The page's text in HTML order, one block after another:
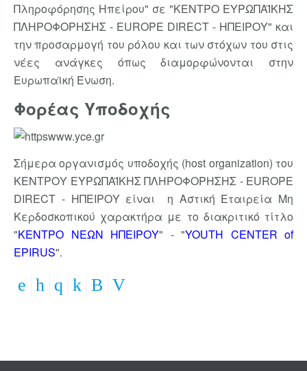
Πληροφόρησης Ηπείρου" σε "ΚΕΝΤΡΟ ΕΥΡΩΠΑΪΚΗΣ
ΠΛΗΡΟΦΟΡΗΣΗΣ - EUROPE DIRECT - ΗΠΕΙΡΟΥ" και
την προσαρμογή του ρόλου και των στόχων του στις
νέες ανάγκες όπως διαμορφώνονται στην
Ευρωπαϊκή Ένωση.
Φορέας Υποδοχής
Σήμερα οργανισμός υποδοχής (host organization) του
ΚΕΝΤΡΟΥ ΕΥΡΩΠΑΪΚΗΣ ΠΛΗΡΟΦΟΡΗΣΗΣ - EUROPE
DIRECT - ΗΠΕΙΡΟΥ είναι η Αστική Εταιρεία Mη
Kερδοσκοπικού χαρακτήρα με το διακριτικό τίτλο
"ΚΕΝΤΡΟ ΝΕΩΝ ΗΠΕΙΡΟΥ" - "YOUTH CENTER of
EPIRUS".